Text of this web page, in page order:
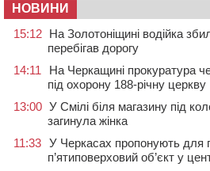
НОВИНИ
15:12 На Золотоніщині водійка
перебігав дорогу
14:11
На Черкащині прокуратура
під охорону 188-річну церкву
13:00 У Смілі біля магазину під
загинула жінка
11:33 У Черкасах пропонують для
п’ятиповерховий об’єкт у